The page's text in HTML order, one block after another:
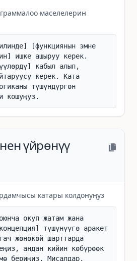
маселелерин
[функциянын эмне
ишке ашыруу керек.
кабыл алып,
керек. Ката
түшүндүргөн
кошуңуз.
үйрөнүү
катары колдонуңуз
окуп жатам жана
түшүнүүгө аракет
жөнөкөй шарттарда
андан кийин көбүрөөк
бериңиз. Мисалдар,